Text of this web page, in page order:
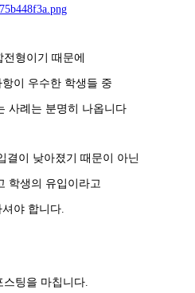
형이기 때문에
이 우수한 학생들 중
사례는 분명히 나옵니다
결이 낮아졌기 때문이 아닌
학생의 유입이라고
야 합니다.
스팅을 마칩니다.